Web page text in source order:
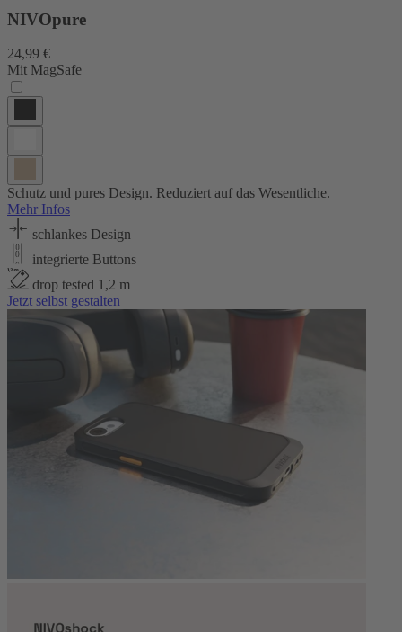
NIVOpure
24,99 €
Mit MagSafe
Schutz und pures Design. Reduziert auf das Wesentliche.
Mehr Infos
schlankes Design
integrierte Buttons
drop tested 1,2 m
Jetzt selbst gestalten